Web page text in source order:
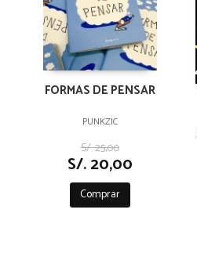
FORMAS DE PENSAR
PUNKZIC
S/. 25,00
S/. 20,00
Comprar